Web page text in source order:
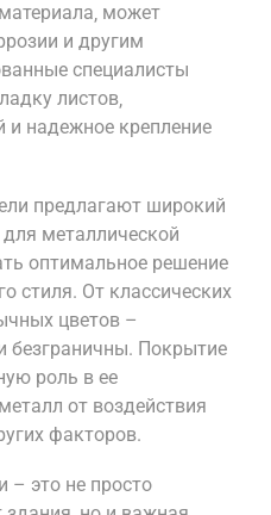
может
и другим
специалисты
листов‚
и надежное крепление
предлагают широкий
металлической
оптимальное решение
стиля. От классических
цветов –
безграничны. Покрытие
роль в ее
от воздействия
факторов.
это не просто